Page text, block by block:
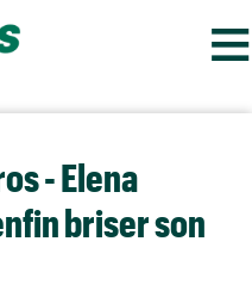
≡
- Elena
briser son